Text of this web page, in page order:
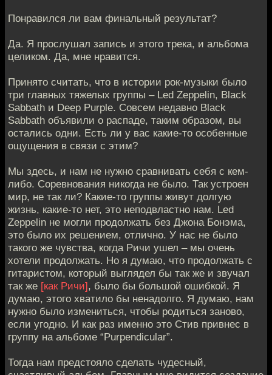
Понравился ли вам финальный результат?
Да. Я прослушал запись и этого трека, и альбома
целиком. Да, мне нравится.
Принято считать, что в истории рок-музыки было
три главных тяжелых группы – Led Zeppelin, Black
Sabbath и Deep Purple. Совсем недавно Black
Sabbath объявили о распаде, таким образом, вы
остались одни. Есть ли у вас какие-то особенные
ощущения в связи с этим?
Мы здесь, и нам не нужно сравнивать себя с кем-
либо. Соревнования никогда не было. Так устроен
мир, не так ли? Какие-то группы живут долгую
жизнь, какие-то нет, это неподвластно нам. Led
Zeppelin не могли продолжать без Джона Бонэма,
это было их решением, отлично. У нас не было
такого же чувства, когда Ричи ушел – мы очень
хотели продолжать. Но я думаю, что продолжать с
гитаристом, который выглядел бы так же и звучал
так же [как Ричи], было бы большой ошибкой. Я
думаю, этого хватило бы ненадолго. Я думаю, нам
нужно было измениться, чтобы родиться заново,
если угодно. И как раз именно это Стив привнес в
группу на альбоме “Purpendicular”.
Тогда нам предстояло сделать чудесный,